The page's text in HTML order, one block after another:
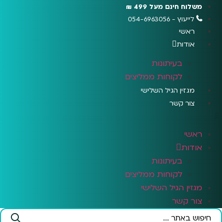
לתוכן
משלוח חינם מעל 499 ₪
לייעוץ - 054-6963056
ראשי
אודות
בעיתונות
לקוחות ממליצים
מגזין הגיל השלישי
צור קשר
ראשי
אודות
בעיתונות
לקוחות ממליצים
מגזין הגיל השלישי
צור קשר
Search